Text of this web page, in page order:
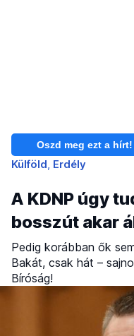
Oszd meg ezt a hírt!
Külföld Erdély
A KDNP úgy
bosszút akar
Pedig korábban ők
Bakát, csak hát –
Bíróság!